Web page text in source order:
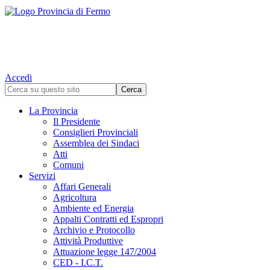
Accedi
La Provincia
Il Presidente
Consiglieri Provinciali
Assemblea dei Sindaci
Atti
Comuni
Servizi
Affari Generali
Agricoltura
Ambiente ed Energia
Appalti Contratti ed Espropri
Archivio e Protocollo
Attività Produttive
Attuazione legge 147/2004
CED - I.C.T.